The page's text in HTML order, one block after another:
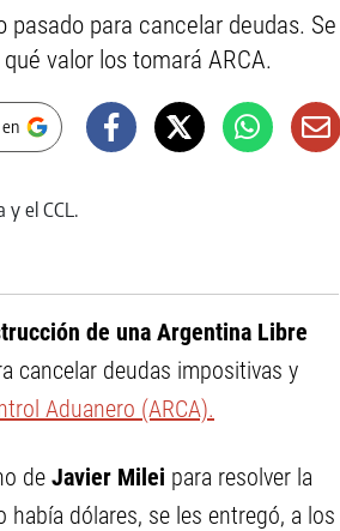
para cancelar deudas. Se
valor los tomará ARCA.
de una Argentina Libre
cancelar deudas impositivas y
Aduanero (ARCA).
de Javier Milei para resolver la
dólares, se les entregó, a los